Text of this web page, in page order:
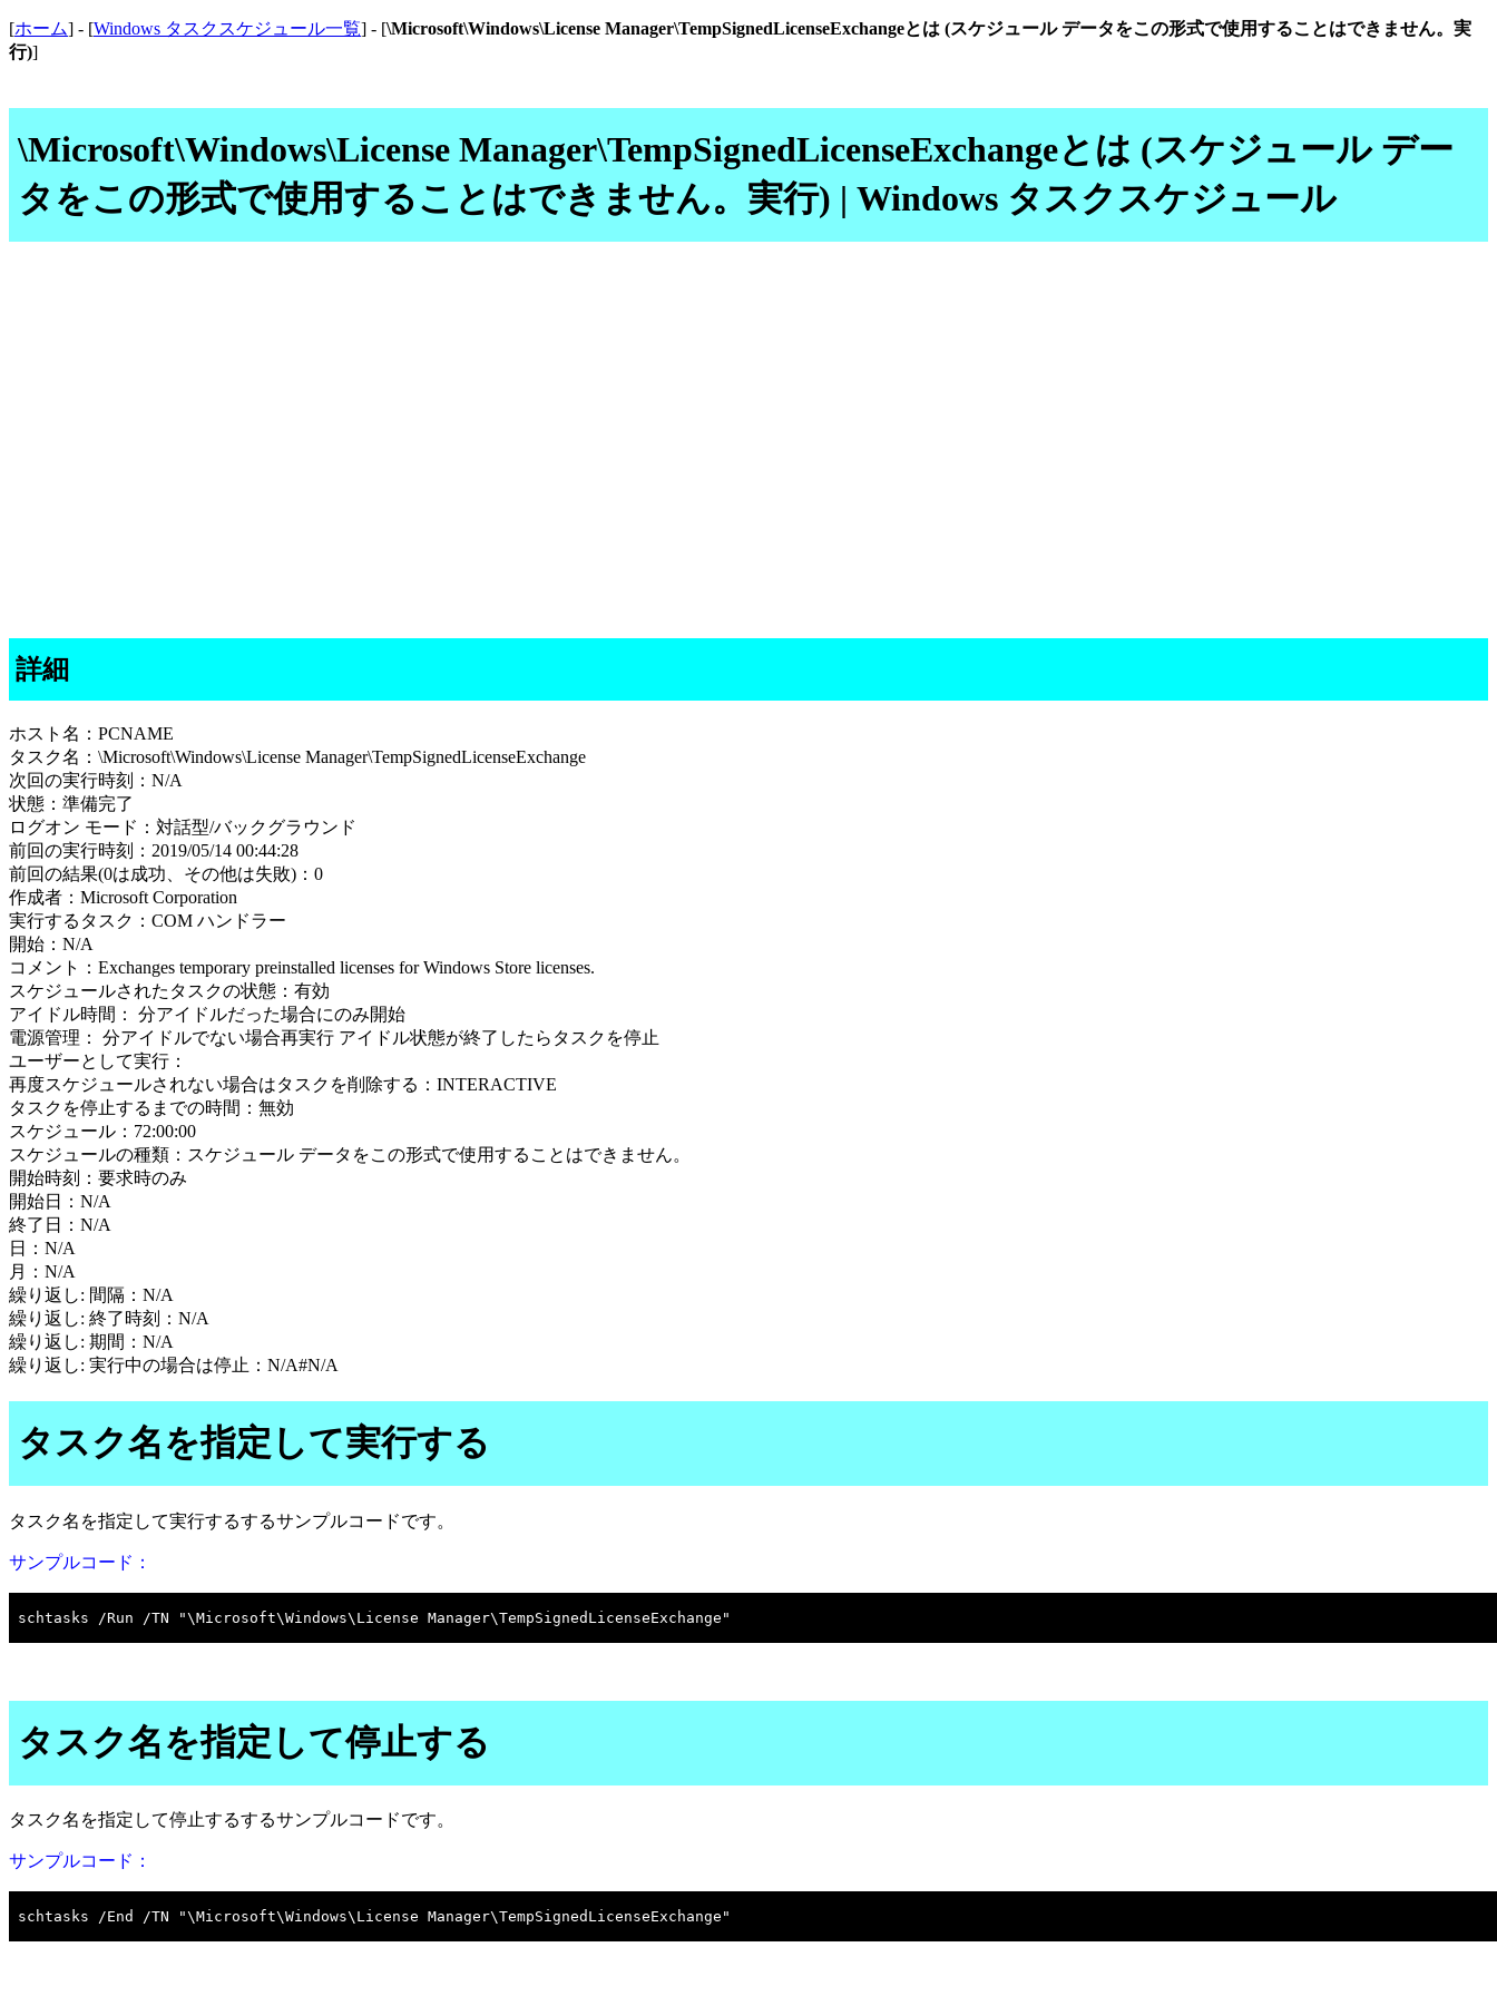
[ホーム] - [Windows タスクスケジュール一覧] - [\Microsoft\Windows\License Manager\TempSignedLicenseExchangeとは (スケジュール データをこの形式で使用することはできません。実
行)]
\Microsoft\Windows\License Manager\TempSignedLicenseExchangeとは (スケジュール デー
タをこの形式で使用することはできません。実行) | Windows タスクスケジュール
詳細
ホスト名：PCNAME
タスク名：\Microsoft\Windows\License Manager\TempSignedLicenseExchange
次回の実行時刻：N/A
状態：準備完了
ログオン モード：対話型/バックグラウンド
前回の実行時刻：2019/05/14 00:44:28
前回の結果(0は成功、その他は失敗)：0
作成者：Microsoft Corporation
実行するタスク：COM ハンドラー
開始：N/A
コメント：Exchanges temporary preinstalled licenses for Windows Store licenses.
スケジュールされたタスクの状態：有効
アイドル時間： 分アイドルだった場合にのみ開始
電源管理： 分アイドルでない場合再実行 アイドル状態が終了したらタスクを停止
ユーザーとして実行：
再度スケジュールされない場合はタスクを削除する：INTERACTIVE
タスクを停止するまでの時間：無効
スケジュール：72:00:00
スケジュールの種類：スケジュール データをこの形式で使用することはできません。
開始時刻：要求時のみ
開始日：N/A
終了日：N/A
日：N/A
月：N/A
繰り返し: 間隔：N/A
繰り返し: 終了時刻：N/A
繰り返し: 期間：N/A
繰り返し: 実行中の場合は停止：N/A#N/A
タスク名を指定して実行する
タスク名を指定して実行するするサンプルコードです。
サンプルコード：
タスク名を指定して停止する
タスク名を指定して停止するするサンプルコードです。
サンプルコード：